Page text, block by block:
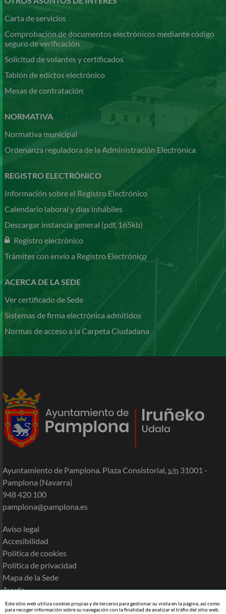
Este sitio web utiliza cookies propias y de terceros para gestionar su visita en la página, así como
para recoger información sobre su navegación con la finalidad de analizar el tráfio del sitio web.
Carta de servicios
Comprobación de documentos electrónicos mediante código
seguro de verificación
Solicitud de volantes y certificados
Tablón de edictos electrónico
Mesas de contratación
NORMATIVA
Normativa municipal
Ordenanza reguladora de la Administración Electrónica
REGISTRO ELECTRÓNICO
Información sobre el Registro Electrónico
Calendario laboral y días inhábiles
Descargar instancia general (pdf, 165kb)
Registro electrónico
Trámites con envío a Registro Electrónico
ACERCA DE LA SEDE
Ver certificado de Sede
Sistemas de firma electrónica admitidos
Normas de acceso a la Carpeta Ciudadana
Ayuntamiento de Pamplona. Plaza Consistorial, s/n 31001 -
Pamplona (Navarra)
948 420 100
pamplona@pamplona.es
Aviso legal
Accesibilidad
Política de cookies
Política de privacidad
Mapa de la Sede
Ayuda